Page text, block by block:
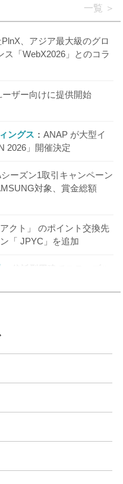
一覧
、アジア最大級のグロ
ス「WebX2026」とのコラ
ーザー向けに提供開始
ングス
ANAP が大型イ
2026」開催決定
ーズン1取引キャンペーン
対象、賞金総額
アクト」 のポイント交換先
「 JPYC」を追加
信託型円建てステーブル